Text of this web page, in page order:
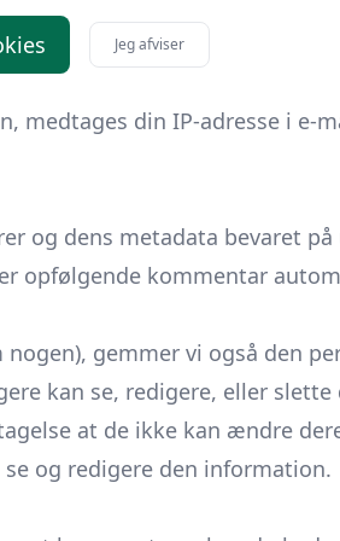
og en logget ind på det
medtages din IP-adresse i e-
og dens metadata bevaret
opfølgende kommentar
gemmer vi også den
kan se, redigere, eller slette
at de ikke kan ændre
og redigere den information.
Jeg afviser